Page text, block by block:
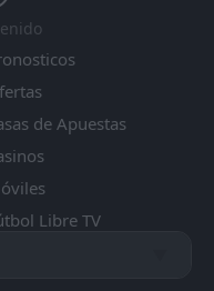
de Apuestas
Libre TV